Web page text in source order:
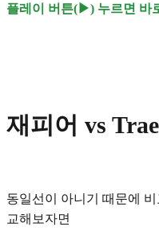
플레이 버튼(▶︎) 누르면 바
재피어 vs
동일선이 아니기 때문에
교해보자면